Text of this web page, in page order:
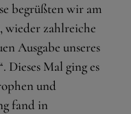
begrüßten wir am
wieder zahlreiche
Ausgabe unseres
Dieses Mal ging es
und
fand in